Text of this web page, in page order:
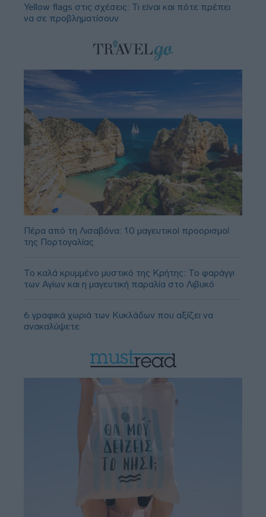
Yellow flags στις σχέσεις: Τι είναι και πότε πρέπει
να σε προβληματίσουν
Πέρα από τη Λισαβόνα: 10 μαγευτικοί προορισμοί
της Πορτογαλίας
Το καλά κρυμμένο μυστικό της Κρήτης: Το φαράγγι
των Αγίων και η μαγευτική παραλία στο Λιβυκό
6 γραφικά χωριά των Κυκλάδων που αξίζει να
ανακαλύψετε